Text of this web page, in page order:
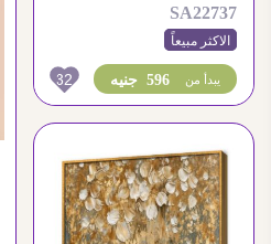
ازرق
SA22737
الاكثر مبيعاً
596 جنيه يبدأ من 32